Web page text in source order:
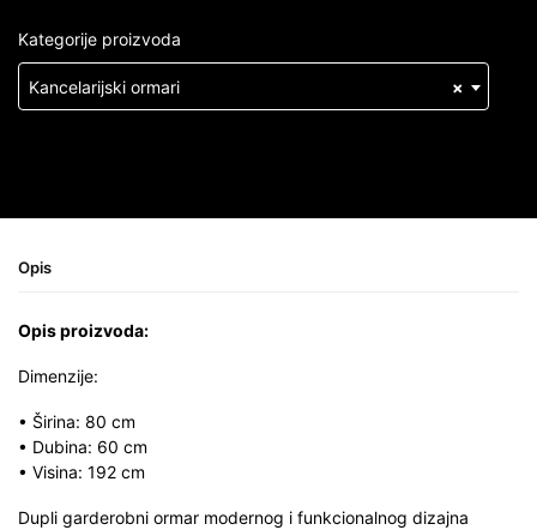
Kategorije proizvoda
×
Kancelarijski ormari
Opis
Opis proizvoda:
Dimenzije:
• Širina: 80 cm
• Dubina: 60 cm
• Visina: 192 cm
Dupli garderobni ormar modernog i funkcionalnog dizajna